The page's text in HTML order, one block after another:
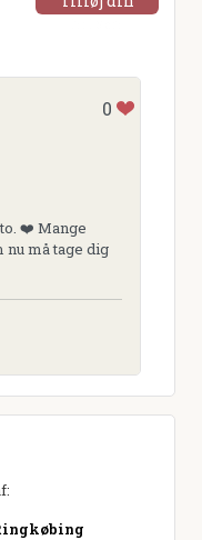
0
❤️ Mange
må tage dig